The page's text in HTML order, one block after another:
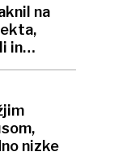
na
in
nizke